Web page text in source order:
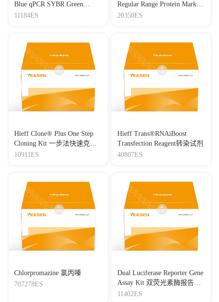
Blue qPCR SYBR Green
Master Mix
11184ES
Regular Range Protein Marker
(8-180 kDa) 三色预染蛋白质
20350ES
Hieff Clone® Plus One Step
Cloning Kit 一步法快速克隆
试剂盒
10911ES
Hieff Trans®RNAiBoost
Transfection Reagent转染试剂
40807ES
Chlorpromazine 氯丙嗪
707278ES
Dual Luciferase Reporter Gene
Assay Kit 双荧光素酶报告基
因检测试剂盒
11402ES